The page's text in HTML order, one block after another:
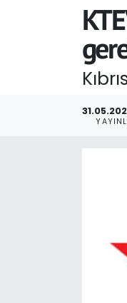
Foto Galeri
Güncel
KKTC YEREL
Kültür Sanat
Haber Arşivi